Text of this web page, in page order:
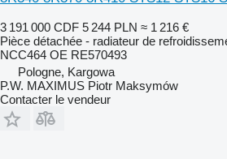
3 191 000 CDF 5 244 PLN ≈ 1 216 €
Pièce détachée - radiateur de
NCC464 OE RE570493
Pologne, Kargowa
P.W. MAXIMUS Piotr Maksymów
Contacter le vendeur